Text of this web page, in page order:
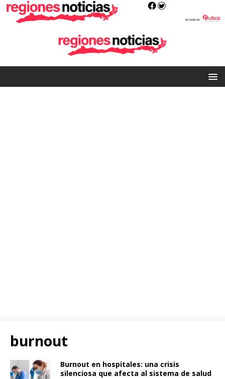
burnout
Burnout en hospitales: una crisis
silenciosa que afecta al sistema de salud